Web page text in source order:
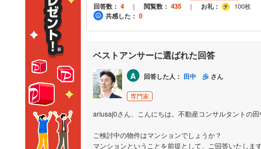
回答数： 4 ｜ 閲覧数： 435 ｜ お礼：
100枚
共感した： 0
ベストアンサーに選ばれた回答
A 回答した人： 田中 歩 さん
専門家
ariusaj0さん、こんにちは。不動産コンサルタントの田
ご検討中の物件はマンションでしょうか？
マンションということを前提として、ご回答いたします